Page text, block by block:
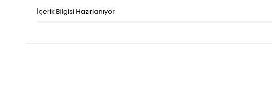
İçerik Bilgisi Hazırlanıyor